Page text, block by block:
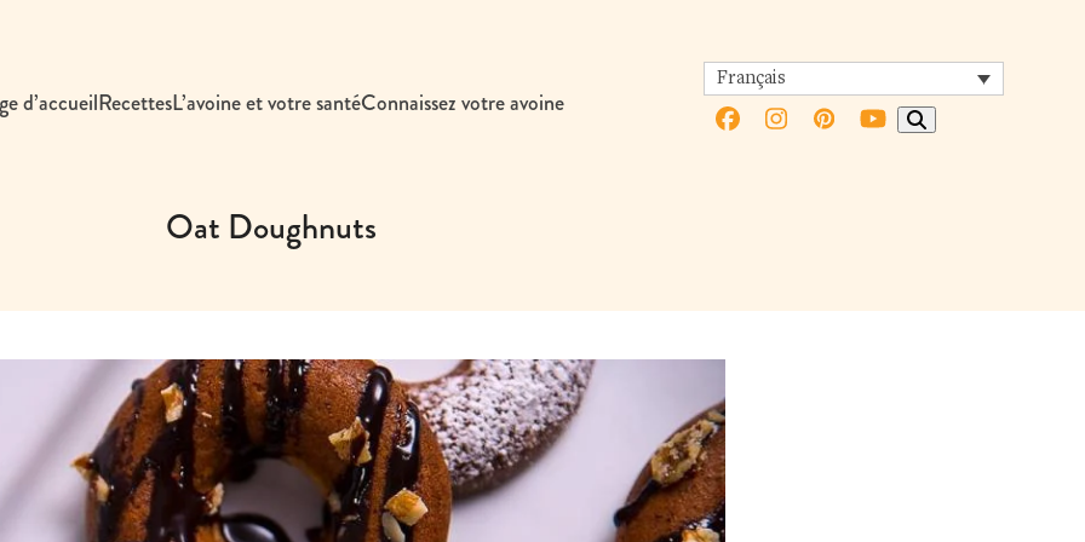
d’accueilRecettesL’avoine et votre santéConnaissez votre avoine
Français
FacebookInstagram
PinterestYouTube
Oat Doughnuts